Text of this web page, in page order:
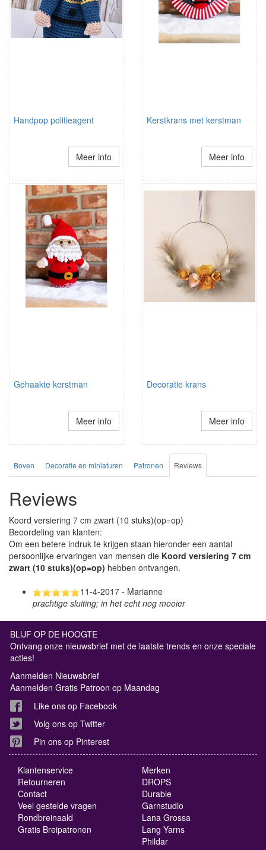
Handpop politieagent
Meer info
Kerstkrans met kerstman
Meer info
Gehaakte kerstman
Meer info
Decoratie krans
Meer info
Boven Decoratie en miniaturen Patronen Reviews
Reviews
Koord versiering 7 cm zwart (10 stuks)(op=op)
Beoordeling van klanten:
Om een betere indruk te krijgen staan hieronder een aantal
persoonlijke ervaringen van mensen die Koord versiering 7 cm
zwart (10 stuks)(op=op) hebben ontvangen.
11-4-2017 - Marianne
prachtige sluiting; in het echt nog mooier
BLIJF OP DE HOOGTE
Ontvang onze nieuwsbrief met de laatste trends en onze speciale
acties!
Aanmelden Nieuwsbrief
Aanmelden Gratis Patroon op Maandag
Like ons op Facebook
Volg ons op Twitter
Pin ons op Pinterest
Klantenservice
Retourneren
Contact
Veel gestelde vragen
Rondbreinaald
Gratis Breipatronen
Merken
DROPS
Durable
Garnstudio
Lana Grossa
Lang Yarns
Phildar